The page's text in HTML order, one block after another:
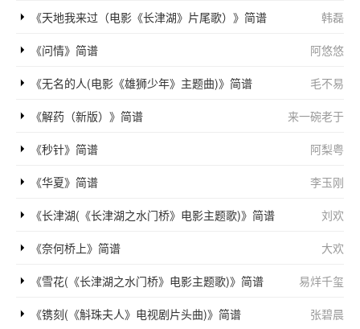
韩磊
《天地我来过（电影《长津湖》片尾歌）》简谱
阿悠悠
《问情》简谱
毛不易
《无名的人(电影《雄狮少年》主题曲)》简谱
来一碗老于
《解药（新版）》简谱
阿梨粤
《秒针》简谱
李玉刚
《华夏》简谱
刘欢
《长津湖(《长津湖之水门桥》电影主题歌)》简谱
大欢
《奈何桥上》简谱
易烊千玺
《雪花(《长津湖之水门桥》电影主题歌)》简谱
张碧晨
《镌刻(《斛珠夫人》电视剧片头曲)》简谱